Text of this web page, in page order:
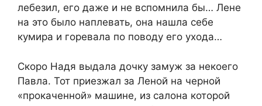
лебезил, его даже и не вспомнила бы… Лене
на это было наплевать, она нашла себе
кумира и горевала по поводу его ухода…
Скоро Надя выдала дочку замуж за некоего
Павла. Тот приезжал за Леной на черной
«прокаченной» машине, из салона которой